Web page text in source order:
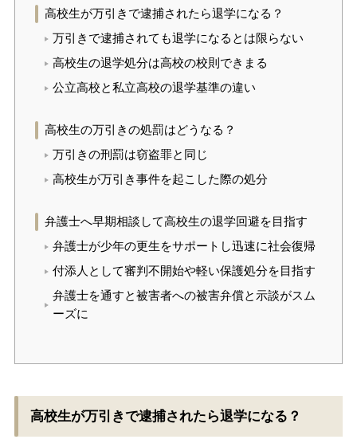
高校生が万引きで逮捕されたら退学になる？
万引きで逮捕されても退学になるとは限らない
高校生の退学処分は高校の校則できまる
公立高校と私立高校の退学基準の違い
高校生の万引きの処罰はどうなる？
万引きの刑罰は窃盗罪と同じ
高校生が万引き事件を起こした際の処分
弁護士へ早期相談して高校生の退学回避を目指す
弁護士が少年の更生をサポートし迅速に社会復帰
付添人として審判不開始や軽い保護処分を目指す
弁護士を通すと被害者への被害弁償と示談がスム
ーズに
高校生が万引きで逮捕されたら退学になる？